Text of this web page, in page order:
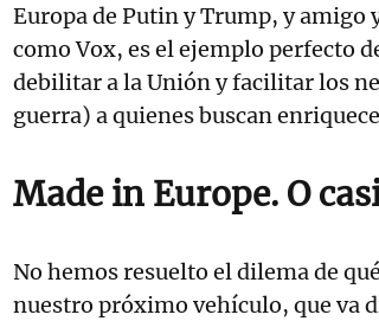
Europa de Putin y Trump, y amigo
como Vox, es el ejemplo perfecto
debilitar a la Unión y facilitar los
guerra) a quienes buscan
Made in Europe. O
No hemos resuelto el dilema de
nuestro próximo vehículo, que va